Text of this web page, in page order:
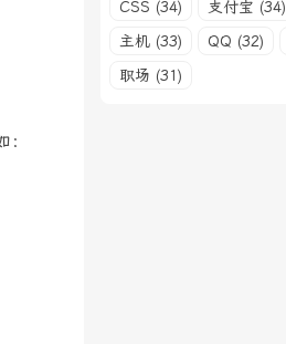
CSS (34)
支付宝 (34)
主机 (33)
QQ (32)
职场 (31)